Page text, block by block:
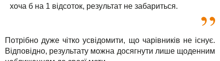
хоча б на 1 відсоток, результат не забариться.
Потрібно дуже чітко усвідомити, що чарівників не існує.
Відповідно, результату можна досягнути лише щоденним